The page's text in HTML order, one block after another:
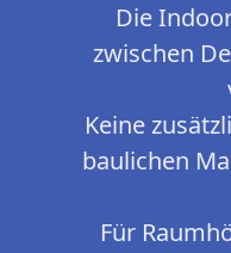
Die
zwischen
Keine
baulichen
Für